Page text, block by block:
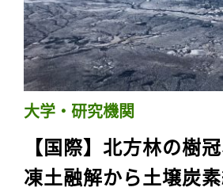
大学・研究機関
【国際】北方林の樹
凍土融解から土壌炭